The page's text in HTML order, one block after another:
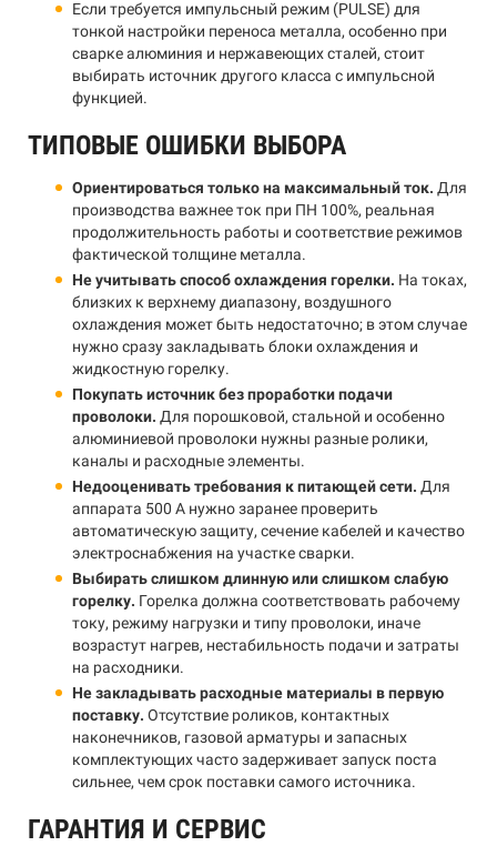
Если требуется импульсный режим (PULSE) для
тонкой настройки переноса металла, особенно при
сварке алюминия и нержавеющих сталей, стоит
выбирать источник другого класса с импульсной
функцией.
ТИПОВЫЕ ОШИБКИ ВЫБОРА
Ориентироваться только на максимальный ток. Для
производства важнее ток при ПН 100%, реальная
продолжительность работы и соответствие режимов
фактической толщине металла.
Не учитывать способ охлаждения горелки. На токах,
близких к верхнему диапазону, воздушного
охлаждения может быть недостаточно; в этом случае
нужно сразу закладывать блоки охлаждения и
жидкостную горелку.
Покупать источник без проработки подачи
проволоки. Для порошковой, стальной и особенно
алюминиевой проволоки нужны разные ролики,
каналы и расходные элементы.
Недооценивать требования к питающей сети. Для
аппарата 500 А нужно заранее проверить
автоматическую защиту, сечение кабелей и качество
электроснабжения на участке сварки.
Выбирать слишком длинную или слишком слабую
горелку. Горелка должна соответствовать рабочему
току, режиму нагрузки и типу проволоки, иначе
возрастут нагрев, нестабильность подачи и затраты
на расходники.
Не закладывать расходные материалы в первую
поставку. Отсутствие роликов, контактных
наконечников, газовой арматуры и запасных
комплектующих часто задерживает запуск поста
сильнее, чем срок поставки самого источника.
ГАРАНТИЯ И СЕРВИС